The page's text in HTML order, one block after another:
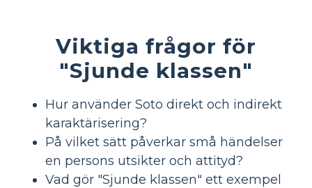
Viktiga frågor för
"Sjunde klassen"
Hur använder Soto direkt och indirekt
karaktärisering?
På vilket sätt påverkar små händelser
en persons utsikter och attityd?
Vad gör "Sjunde klassen" ett exempel